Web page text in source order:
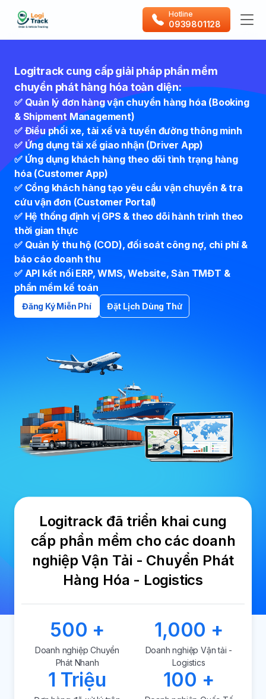
Hotline
0939801128
Logitrack cung cấp giải pháp phần mềm
chuyển phát hàng hóa toàn diện:
✅ Quản lý đơn hàng vận chuyển hàng hóa (Booking
& Shipment Management)
✅ Điều phối xe, tài xế và tuyến đường thông minh
✅ Ứng dụng tài xế giao nhận (Driver App)
✅ Ứng dụng khách hàng theo dõi tình trạng hàng
hóa (Customer App)
✅ Cổng khách hàng tạo yêu cầu vận chuyển & tra
cứu vận đơn (Customer Portal)
✅ Hệ thống định vị GPS & theo dõi hành trình theo
thời gian thực
✅ Quản lý thu hộ (COD), đối soát công nợ, chi phí &
báo cáo doanh thu
✅ API kết nối ERP, WMS, Website, Sàn TMĐT &
phần mềm kế toán
Đăng Ký Miễn Phí Đặt Lịch Dùng Thử
Logitrack đã triển khai cung
cấp phần mềm cho các doanh
nghiệp Vận Tải - Chuyển Phát
Hàng Hóa - Logistics
500 +
Doanh nghiệp Chuyển
Phát Nhanh
1,000 +
Doanh nghiệp Vận tải -
Logistics
1 Triệu 100 +